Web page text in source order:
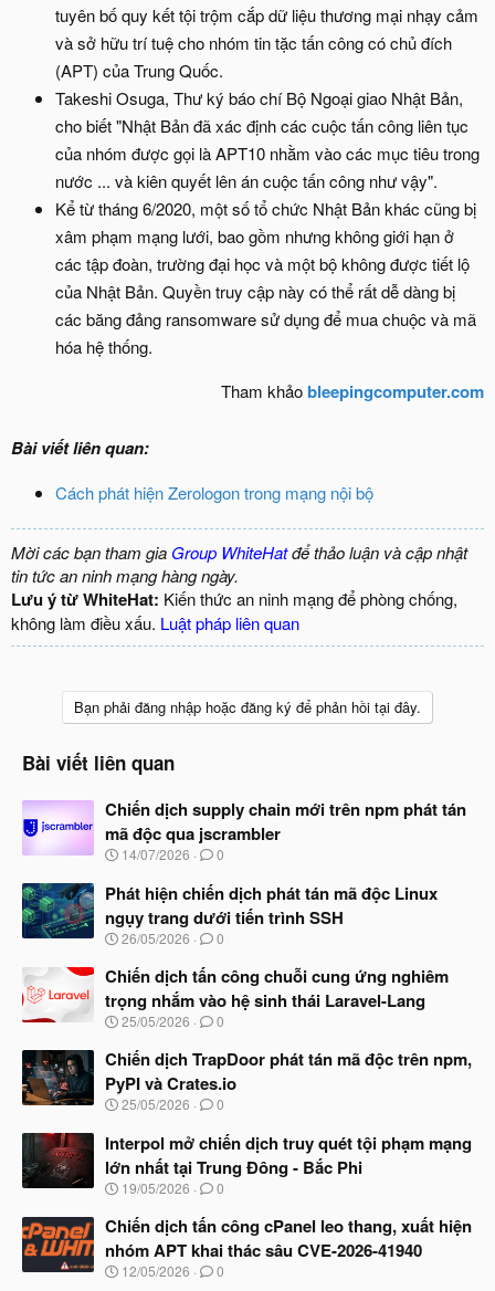
tuyên bố quy kết tội trộm cắp dữ liệu thương mại nhạy cảm
và sở hữu trí tuệ cho nhóm tin tặc tấn công có chủ đích
(APT) của Trung Quốc.
Takeshi Osuga, Thư ký báo chí Bộ Ngoại giao Nhật Bản,
cho biết "Nhật Bản đã xác định các cuộc tấn công liên tục
của nhóm được gọi là APT10 nhằm vào các mục tiêu trong
nước ... và kiên quyết lên án cuộc tấn công như vậy".
Kể từ tháng 6/2020, một số tổ chức Nhật Bản khác cũng bị
xâm phạm mạng lưới, bao gồm nhưng không giới hạn ở
các tập đoàn, trường đại học và một bộ không được tiết lộ
của Nhật Bản. Quyền truy cập này có thể rất dễ dàng bị
các băng đảng ransomware sử dụng để mua chuộc và mã
hóa hệ thống.
Tham khảobleepingcomputer.com
Bài viết liên quan:
Cách phát hiện Zerologon trong mạng nội bộ
Mời các bạn tham gia Group WhiteHatđể thảo luận và cập nhật
tin tức an ninh mạng hàng ngày.
Lưu ý từ WhiteHat: Kiến thức an ninh mạng để phòng chống,
không làm điều xấu. Luật pháp liên quan
Bạn phải đăng nhập hoặc đăng ký để phản hồi tại đây.
Bài viết liên quan
Chiến dịch supply chain mới trên npm phát tán
mã độc qua jscrambler
N
à
y
b
ắ
đ
ầ
u
14/07/2026 0
Phát hiện chiến dịch phát tán mã độc Linux
ngụy trang dưới tiến trình SSH
N
à
b
ắ
đ
ầ
u
26/05/2026 0
Chiến dịch tấn công chuỗi cung ứng nghiêm
trọng nhắm vào hệ sinh thái Laravel-Lang
N
à
b
ắ
đ
ầ
u
25/05/2026 0
Chiến dịch TrapDoor phát tán mã độc trên npm,
PyPI và Crates.io
N
à
y
b
ắ
đ
ầ
u
25/05/2026 0
Interpol mở chiến dịch truy quét tội phạm mạng
lớn nhất tại Trung Đông - Bắc Phi
N
à
b
ắ
19/05/2026 0
Chiến dịch tấn công cPanel leo thang, xuất hiện
nhóm APT khai thác sâu CVE-2026-41940
N
12/05/2026 0